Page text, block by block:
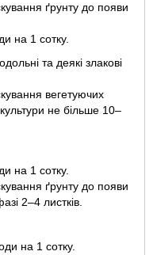
ґрунту до появи
на 1 сотку.
та деякі злакові
вегетуючих
не більше 10–
на 1 сотку.
ґрунту до появи
2–4 листків.
на 1 сотку.